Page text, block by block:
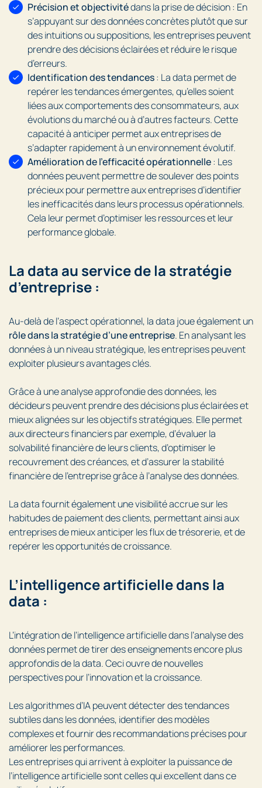
Précision et objectivitédans la prise de décision : En
s’appuyant sur des données concrètes plutôt que sur
des intuitions ou suppositions, les entreprises peuvent
prendre des décisions éclairées et réduire le risque
d’erreurs.
Identification des tendances: La data permet de
repérer les tendances émergentes, qu’elles soient
liées aux comportements des consommateurs, aux
évolutions du marché ou à d’autres facteurs. Cette
capacité à anticiper permet aux entreprises de
s’adapter rapidement à un environnement évolutif.
Amélioration de l’efficacité opérationnelle: Les
données peuvent permettre de soulever des points
précieux pour permettre aux entreprises d’identifier
les inefficacités dans leurs processus opérationnels.
Cela leur permet d’optimiser les ressources et leur
performance globale.
La data au service de la stratégie
d’entreprise :
Au-delà de l’aspect opérationnel, la data joue également un
rôle dans la stratégie d’une entreprise. En analysant les
données à un niveau stratégique, les entreprises peuvent
exploiter plusieurs avantages clés.
Grâce à une analyse approfondie des données, les
décideurs peuvent prendre des décisions plus éclairées et
mieux alignées sur les objectifs stratégiques. Elle permet
aux directeurs financiers par exemple, d’évaluer la
solvabilité financière de leurs clients, d’optimiser le
recouvrement des créances, et d’assurer la stabilité
financière de l’entreprise grâce à l’analyse des données.
La data fournit également une visibilité accrue sur les
habitudes de paiement des clients, permettant ainsi aux
entreprises de mieux anticiper les flux de trésorerie, et de
repérer les opportunités de croissance.
L’intelligence artificielle dans la
data :
L’intégration de l’intelligence artificielle dans l’analyse des
données permet de tirer des enseignements encore plus
approfondis de la data. Ceci ouvre de nouvelles
perspectives pour l’innovation et la croissance.
Les algorithmes d’IA peuvent détecter des tendances
subtiles dans les données, identifier des modèles
complexes et fournir des recommandations précises pour
améliorer les performances.
Les entreprises qui arrivent à exploiter la puissance de
l’intelligence artificielle sont celles qui excellent dans ce